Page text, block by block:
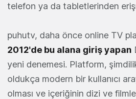
telefon ya da tabletlerinden
puhutv, daha önce online TV
2012'de bu alana giriş yapan
yeni denemesi. Platform,
oldukça modern bir kullanıcı
olması ve içeriğinin dizi ve